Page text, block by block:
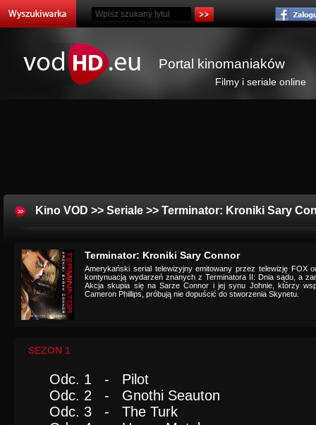
Portal kinomaniaków
Filmy i seriale online
Kino VOD >> Seriale >> Terminator: Kroniki Sary
Terminator: Kroniki Sary Connor
Amerykański serial telewizyjny emitowany przez telewizję FOX
kontynuacją wydarzeń znanych z Terminatora II: Dnia sądu, a
Akcja skupia się na Sarze Connor i jej synu Johnie, którzy
Cameron Phillips, próbują nie dopuścić do stworzenia Skynetu.
SEZON 1
Odc. 1 - Pilot
Odc. 2 - Gnothi Seauton
Odc. 3 - The Turk